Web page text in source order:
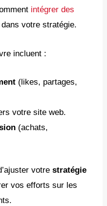
intégrer des
dans votre stratégie.
incluent :
(likes, partages,
votre site web.
(achats,
votrestratégie
vos efforts sur les